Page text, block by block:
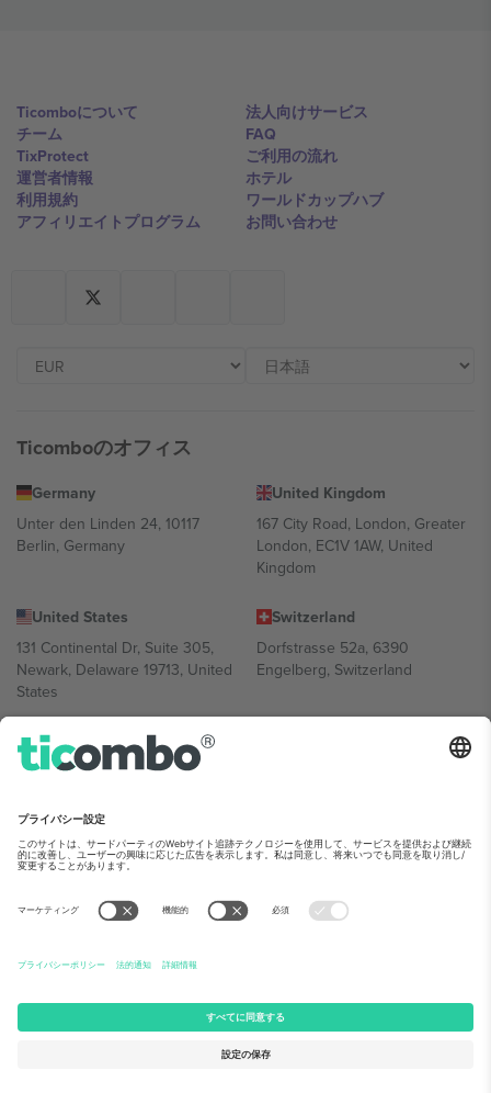
Ticomboについて
チーム
TixProtect
運営者情報
利用規約
アフィリエイトプログラム
法人向けサービス
FAQ
ご利用の流れ
ホテル
ワールドカップハブ
お問い合わせ
Ticomboのオフィス
Germany
Unter den Linden 24, 10117
Berlin, Germany
United Kingdom
167 City Road, London, Greater
London, EC1V 1AW, United
Kingdom
United States
131 Continental Dr, Suite 305,
Newark, Delaware 19713, United
States
Switzerland
Dorfstrasse 52a, 6390
Engelberg, Switzerland
Bulgaria
Regus Sofia City West, bul
Bulgaria
Mexico
Av Chapultepec 360, Roma
Norte, Cuauhtémoc, 06700
Mexico
Platform provider legal entity might vary depending on location,
event and/or domain.詳細は各イベントページをご確認ください。,
© 2026 Ticombo. 無断転載を禁じます.